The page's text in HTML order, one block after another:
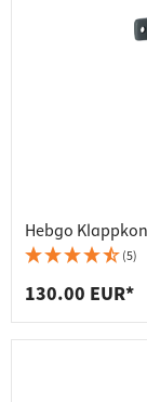
Hebgo
(5)
130.00 EUR*